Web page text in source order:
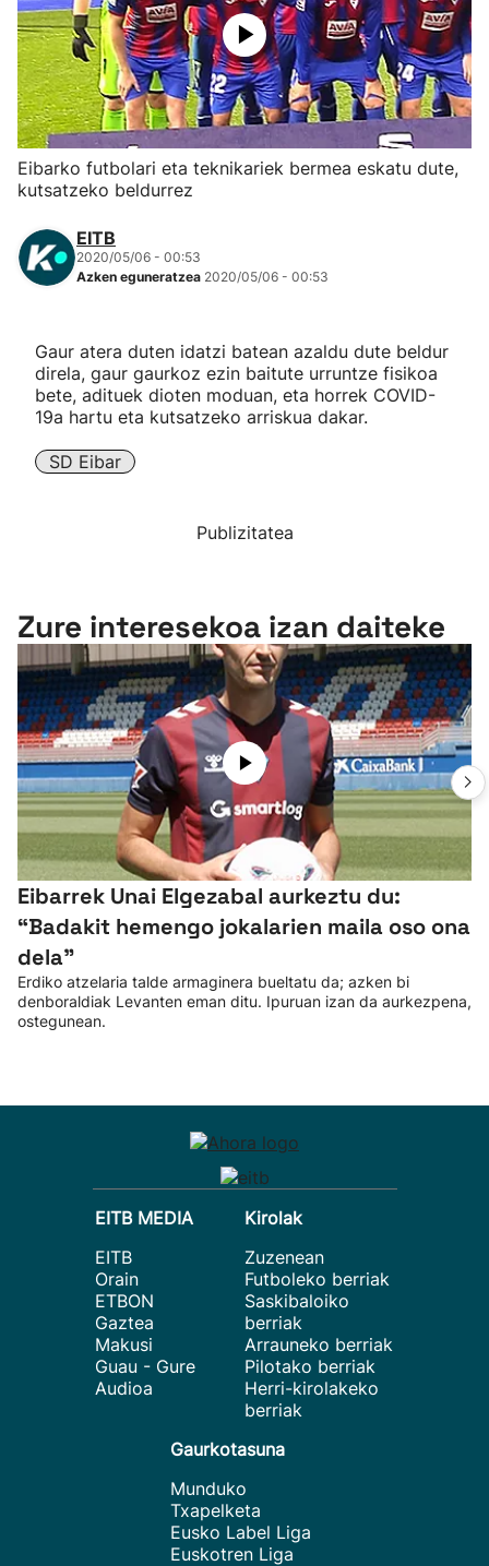
Herri-kirolak
Eskubaloia
Kirolak 360
Mendi-lasterketak
"Helmuga"
Eibarko futbolari eta teknikariek bermea eskatu dute,
kutsatzeko beldurrez
EITB
2020/05/06 - 00:53
Azken eguneratzea 2020/05/06 - 00:53
Gaur atera duten idatzi batean azaldu dute beldur
direla, gaur gaurkoz ezin baitute urruntze fisikoa
bete, adituek dioten moduan, eta horrek COVID-
19a hartu eta kutsatzeko arriskua dakar.
SD Eibar
Publizitatea
Zure interesekoa izan daiteke
Eibarrek Unai Elgezabal aurkeztu du:
“Badakit hemengo jokalarien maila oso ona
dela”
Erdiko atzelaria talde armaginera bueltatu da; azken bi
denboraldiak Levanten eman ditu. Ipuruan izan da aurkezpena,
ostegunean.
EITB MEDIA
EITB
Orain
ETBON
Gaztea
Makusi
Guau - Gure
Audioa
Kirolak
Zuzenean
Futboleko berriak
Saskibaloiko
berriak
Arrauneko berriak
Pilotako berriak
Herri-kirolakeko
berriak
Gaurkotasuna
Munduko
Txapelketa
Eusko Label Liga
Euskotren Liga